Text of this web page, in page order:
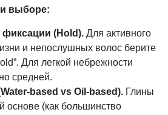
выборе:
фиксации (Hold). Для активного
и непослушных волос берите
Для легкой небрежности
средней.
based vs Oil-based). Глины
основе (как большинство